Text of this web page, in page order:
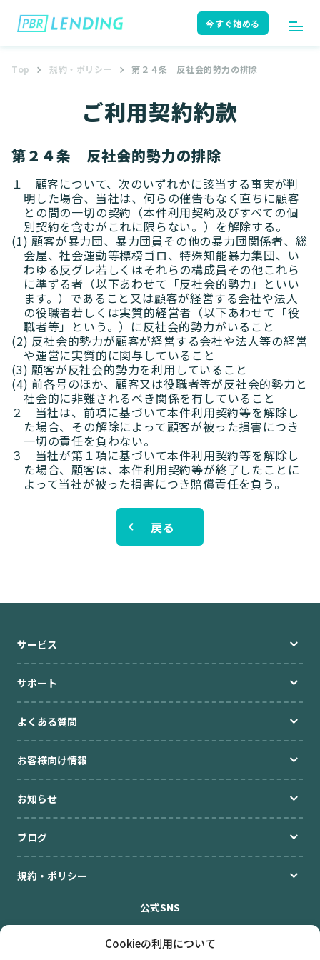
Cookieの利用について
今すぐ始める
はじめての方へ ユーザーガイド
サポート よくある質問
お知らせ ニュースリリース
ブログ
高額貸出をご検討の方
ご利用中のお客様
セキュリティ
規約・ポリシー
Top 規約・ポリシー 第２４条 反社会的勢力の排除
ご利用契約約款
第２４条 反社会的勢力の排除
１ 顧客について、次のいずれかに該当する事実が判
明した場合、当社は、何らの催告もなく直ちに顧客
との間の一切の契約（本件利用契約及びすべての個
別契約を含むがこれに限らない。）を解除する。
(1) 顧客が暴力団、暴力団員その他の暴力団関係者、総
会屋、社会運動等標榜ゴロ、特殊知能暴力集団、い
わゆる反グレ若しくはそれらの構成員その他これら
に準ずる者（以下あわせて「反社会的勢力」といい
ます。）であること又は顧客が経営する会社や法人
の役職者若しくは実質的経営者（以下あわせて「役
職者等」という。）に反社会的勢力がいること
(2) 反社会的勢力が顧客が経営する会社や法人等の経営
や運営に実質的に関与していること
(3) 顧客が反社会的勢力を利用していること
(4) 前各号のほか、顧客又は役職者等が反社会的勢力と
社会的に非難されるべき関係を有していること
２ 当社は、前項に基づいて本件利用契約等を解除し
た場合、その解除によって顧客が被った損害につき
一切の責任を負わない。
３ 当社が第１項に基づいて本件利用契約等を解除し
た場合、顧客は、本件利用契約等が終了したことに
よって当社が被った損害につき賠償責任を負う。
戻る
サービス
サポート
よくある質問
お客様向け情報
お知らせ
ブログ
規約・ポリシー
公式SNS